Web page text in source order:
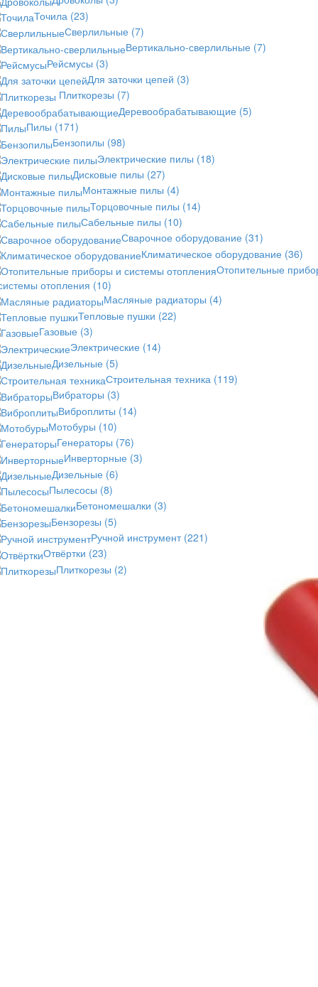
Точила (23)
Сверлильные (7)
Вертикально-сверлильные (7)
Рейсмусы (3)
Для заточки цепей (3)
Плиткорезы (7)
Деревообрабатывающие (5)
Пилы (171)
Бензопилы (98)
Электрические пилы (18)
Дисковые пилы (27)
Монтажные пилы (4)
Торцовочные пилы (14)
Сабельные пилы (10)
Сварочное оборудование (31)
Климатическое оборудование (36)
Отопительные
отопления (10)
Масляные радиаторы (4)
Тепловые пушки (22)
Газовые (3)
Электрические (14)
Дизельные (5)
Строительная техника (119)
Вибраторы (3)
Виброплиты (14)
Мотобуры (10)
Генераторы (76)
Инверторные (3)
Дизельные (6)
Пылесосы (8)
Бетономешалки (3)
Бензорезы (5)
Ручной инструмент (221)
Отвёртки (23)
Плиткорезы (2)